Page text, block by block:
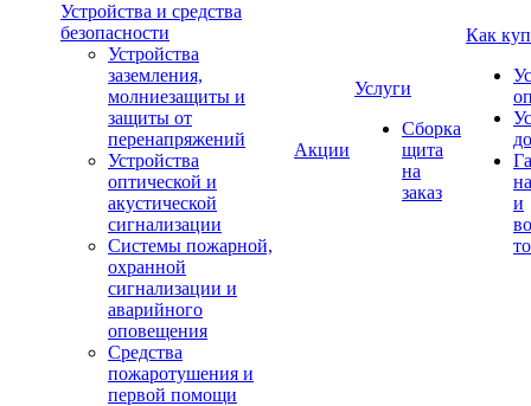
Устройства и средства
безопасности
Устройства
заземления,
молниезащиты и
защиты от
перенапряжений
Устройства
оптической и
акустической
сигнализации
Системы пожарной,
охранной
сигнализации и
аварийного
оповещения
Средства
пожаротушения и
первой помощи
Акции
Услуги
Сборка
щита
на
заказ
Как
и